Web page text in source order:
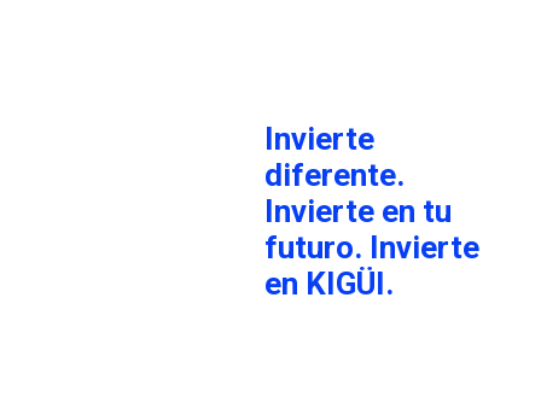
Invierte
diferente.
Invierte en tu
futuro. Invierte
en KIGÜI.